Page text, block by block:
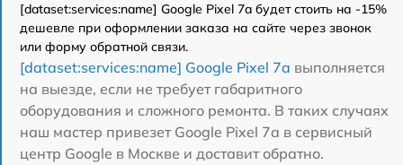
[dataset:services:name] Google Pixel 7a будет стоить на -15%
дешевле при оформлении заказа на сайте через звонок
или форму обратной связи.
[dataset:services:name] Google Pixel 7a выполняется
на выезде, если не требует габаритного
оборудования и сложного ремонта. В таких случаях
наш мастер привезет Google Pixel 7a в сервисный
центр Google в Москве и доставит обратно.